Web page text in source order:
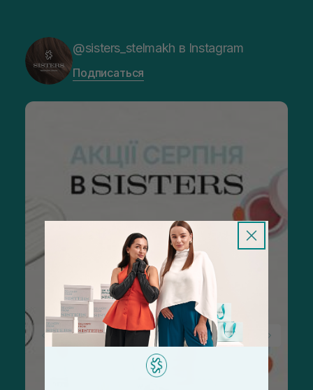
@sisters_stelmakh в Instagram
Подписаться